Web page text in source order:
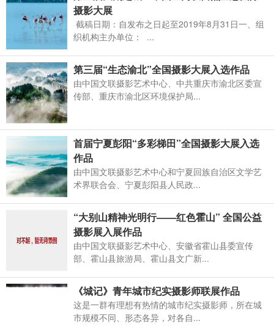
摄影大展
截稿日期：自发布之日起至2019年8月31日一、组
织机构主办单位： ...
第三届“生态渝北”全国摄影大展入选作品
由中国文联摄影艺术中心、中共重庆市渝北区委宣
传部、重庆市渝北区环境保护局...
首届宁夏彭阳“多彩梯田”全国摄影大展入选
作品
由中国文联摄影艺术中心和宁夏回族自治区文学艺
术界联合会、宁夏彭阳县人民政...
“大别山精神光明行——红色霍山” 全国公益
摄影展入展作品
由中国文联摄影艺术中心、安徽省霍山县委宣传
部、霍山县旅游局、霍山县文广新...
《城记》青年城市纪实摄影师联展作品
这是一群有理想有热情的城市纪实摄影师，所在城
市规模不同、形态各异，对各自...